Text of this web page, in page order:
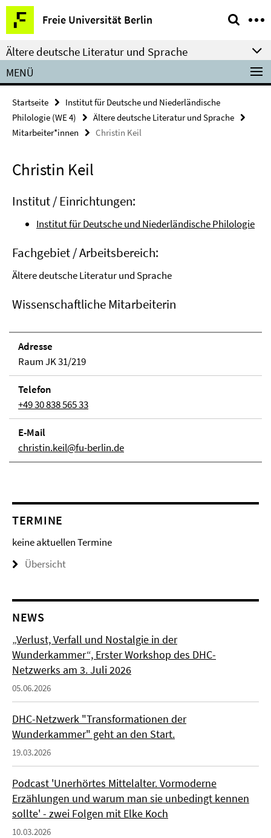
Springe
direkt
zu
Inhalt
Freie Universität Berlin
Service-
Navigation
Ältere deutsche Literatur und Sprache
MENÜ
Startseite
Institut für Deutsche und Niederländische
Philologie (WE 4)
Ältere deutsche Literatur und Sprache
Mitarbeiter*innen
Christin Keil
Christin Keil
Institut / Einrichtungen:
Institut für Deutsche und Niederländische Philologie
Fachgebiet / Arbeitsbereich:
Ältere deutsche Literatur und Sprache
Wissenschaftliche Mitarbeiterin
Adresse
Raum JK 31/219
Telefon
+49 30 838 565 33
E-Mail
christin.keil@fu-berlin.de
TERMINE
keine aktuellen Termine
Übersicht
NEWS
„Verlust, Verfall und Nostalgie in der
Wunderkammer“, Erster Workshop des DHC-
Netzwerks am 3. Juli 2026
05.06.2026
DHC-Netzwerk "Transformationen der
Wunderkammer" geht an den Start.
19.03.2026
Podcast 'Unerhörtes Mittelalter. Vormoderne
Erzählungen und warum man sie unbedingt kennen
sollte' - zwei Folgen mit Elke Koch
10.03.2026